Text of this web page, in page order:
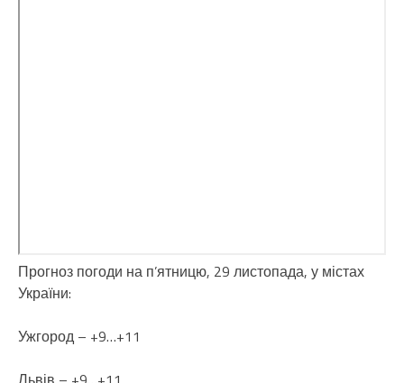
Прогноз погоди на п’ятницю, 29 листопада, у містах
України:
Ужгород – +9…+11